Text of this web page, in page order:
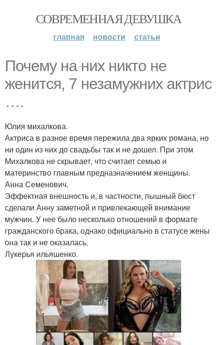
СОВРЕМЕННАЯ ДЕВУШКА
главная новости статьи
Почему на них никто не
женится, 7 незамужних актрис
….
Юлия михалкова.
Актриса в разное время пережила два ярких романа, но
ни один из них до свадьбы так и не дошел. При этом
Михалкова не скрывает, что считает семью и
материнство главным предназначением женщины.
Анна Семенович.
Эффектная внешность и, в частности, пышный бюст
сделали Анну заметной и привлекающей внимание
мужчин. У нее было несколько отношений в формате
гражданского брака, однако официально в статусе жены
она так и не оказалась.
Лукерья ильяшенко.